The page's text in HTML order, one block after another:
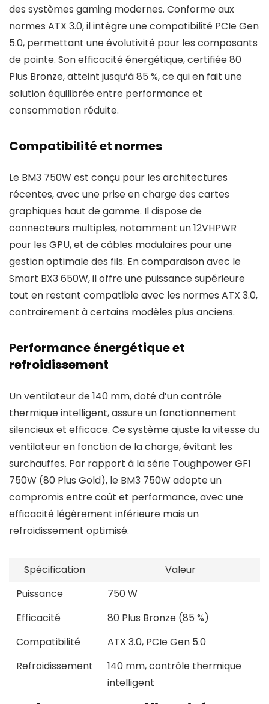
des systèmes gaming modernes. Conforme aux
normes ATX 3.0, il intègre une compatibilité PCIe Gen
5.0, permettant une évolutivité pour les composants
de pointe. Son efficacité énergétique, certifiée 80
Plus Bronze, atteint jusqu’à 85 %, ce qui en fait une
solution équilibrée entre performance et
consommation réduite.
Compatibilité et normes
Le BM3 750W est conçu pour les architectures
récentes, avec une prise en charge des cartes
graphiques haut de gamme. Il dispose de
connecteurs multiples, notamment un 12VHPWR
pour les GPU, et de câbles modulaires pour une
gestion optimale des fils. En comparaison avec le
Smart BX3 650W, il offre une puissance supérieure
tout en restant compatible avec les normes ATX 3.0,
contrairement à certains modèles plus anciens.
Performance énergétique et
refroidissement
Un ventilateur de 140 mm, doté d’un contrôle
thermique intelligent, assure un fonctionnement
silencieux et efficace. Ce système ajuste la vitesse du
ventilateur en fonction de la charge, évitant les
surchauffes. Par rapport à la série Toughpower GF1
750W (80 Plus Gold), le BM3 750W adopte un
compromis entre coût et performance, avec une
efficacité légèrement inférieure mais un
refroidissement optimisé.
Spécification
Valeur
Puissance
750 W
Efficacité
80 Plus Bronze (85 %)
Compatibilité
ATX 3.0, PCIe Gen 5.0
Refroidissement
140 mm, contrôle thermique
intelligent